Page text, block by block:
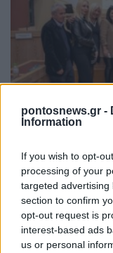
pontosnews.gr -
Information
If you wish to opt-
processing of your
targeted
section to confirm
opt-out request is
interest-based ads
us or personal
ΠΟΝΤΟΣ
«Ο Ελληνισμός του
διεθνή αναγνώριση
Ποντίων Γλυφάδας
2/04/2023 - 6:29μμ